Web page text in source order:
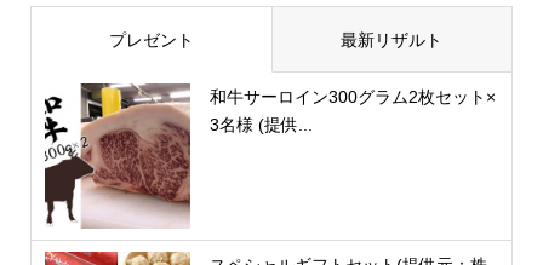
プレゼント 最新リザルト
和牛サーロイン300グラム2枚セット×
3名様 (提供...